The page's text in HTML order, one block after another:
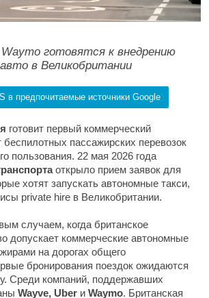
готовятся к внедрению
в Великобритании
в предпочитаемые источники Google
готовит первый коммерческий
беспилотных пассажирских перевозок
пользования. 22 мая 2026 года
открыло прием заявок для
хотят запускать автономные такси,
private hire в Великобритании.
случаем, когда британское
допускает коммерческие автономные
на дорогах общего
бронирования поездок ожидаются
Среди компаний, поддержавших
Wayve, Uber и Waymo. Британская